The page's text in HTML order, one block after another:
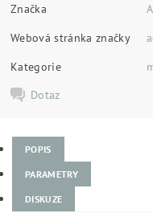
Značka
Webová stránka značky
Kategorie
Dotaz
POPIS
PARAMETRY
DISKUZE